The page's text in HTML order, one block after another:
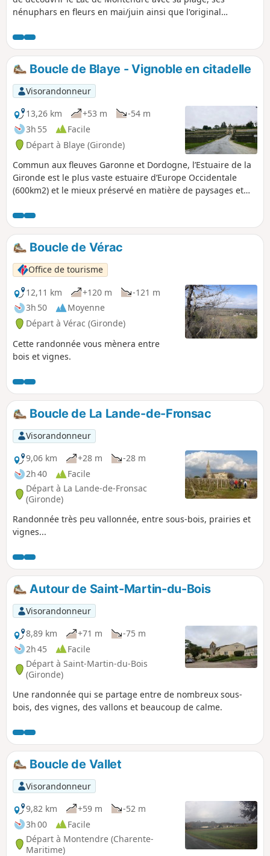
nénuphars en fleurs en mai/juin ainsi que l'original
au milieu de la pinède.
Boucle de Blaye - Vignoble en citadelle
Visorandonneur
13,26 km
+53 m
-54 m
3h 55
Facile
Départ à Blaye (Gironde)
Commun aux fleuves Garonne et Dordogne, l’Estuaire de la
Gironde est le plus vaste estuaire d’Europe Occidentale
(600km2) et le mieux préservé en matière de paysages et
Côtes de Blaye, cet estuaire abrite de nombreuses îles
habitées ou sauvages à visiter.
Boucle de Vérac
Office de tourisme
12,11 km
+120 m
-121 m
3h 50
Moyenne
Départ à Vérac (Gironde)
Cette randonnée vous mènera entre
bois et vignes.
Boucle de La Lande-de-Fronsac
Visorandonneur
9,06 km
+28 m
-28 m
2h 40
Facile
Départ à La Lande-de-Fronsac
(Gironde)
Randonnée très peu vallonnée, entre sous-bois, prairies et
vignes...
Autour de Saint-Martin-du-Bois
Visorandonneur
8,89 km
+71 m
-75 m
2h 45
Facile
Départ à Saint-Martin-du-Bois
(Gironde)
Une randonnée qui se partage entre de nombreux sous-
bois, des vignes, des vallons et beaucoup de calme.
Boucle de Vallet
Visorandonneur
9,82 km
+59 m
-52 m
3h 00
Facile
Départ à Montendre (Charente-
Maritime)